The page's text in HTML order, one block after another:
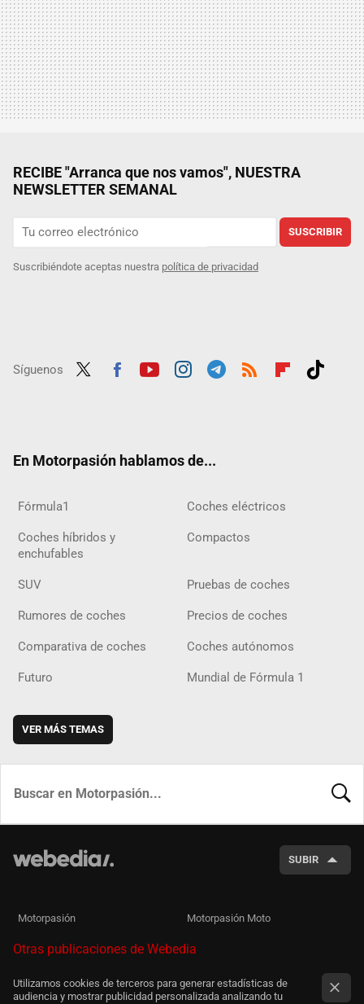
RECIBE "Arranca que nos vamos", NUESTRA
NEWSLETTER SEMANAL
SUSCRIBIR
Suscribiéndote aceptas nuestra política de privacidad
Síguenos
En Motorpasión hablamos de...
Fórmula1 Coches eléctricos
Coches híbridos y
enchufables
Compactos
SUV Pruebas de coches
Rumores de coches Precios de coches
Comparativa de coches Coches autónomos
Futuro Mundial de Fórmula 1
VER MÁS TEMAS
SUBIR
Motorpasión Motorpasión Moto
Otras publicaciones de Webedia
Utilizamos cookies de terceros para generar estadísticas de
audiencia y mostrar publicidad personalizada analizando tu